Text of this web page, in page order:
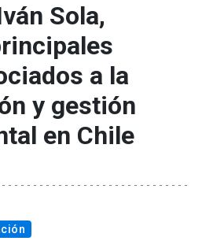
Sola,
a la
y gestión
en Chile